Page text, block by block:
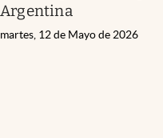
Argentina
martes, 12 de Mayo de 2026